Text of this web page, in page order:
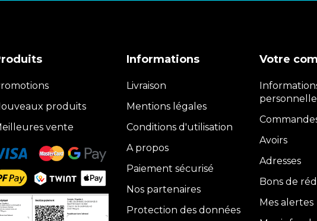
produits
vente
Informations
Livraison
Mentions légales
Conditions d'utilisation
A propos
Paiement sécurisé
Nos partenaires
Protection des données
Votre
Avoirs
Adresses
Bons de
Mes alertes